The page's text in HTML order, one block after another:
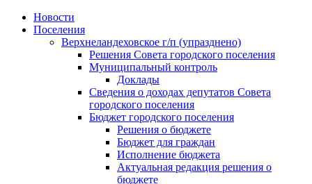
Skip
Новости
Поселения
Верхнеландеховское г/п (упразднено)
Решения Совета городского поселения
Муниципальный контроль
Доклады
Сведения о доходах депутатов Совета
городского поселения
Бюджет городского поселения
Решения о бюджете
Бюджет для граждан
Исполнение бюджета
Актуальная редакция решения о
бюджете